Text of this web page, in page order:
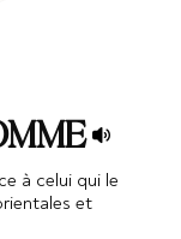
à celui qui le
et